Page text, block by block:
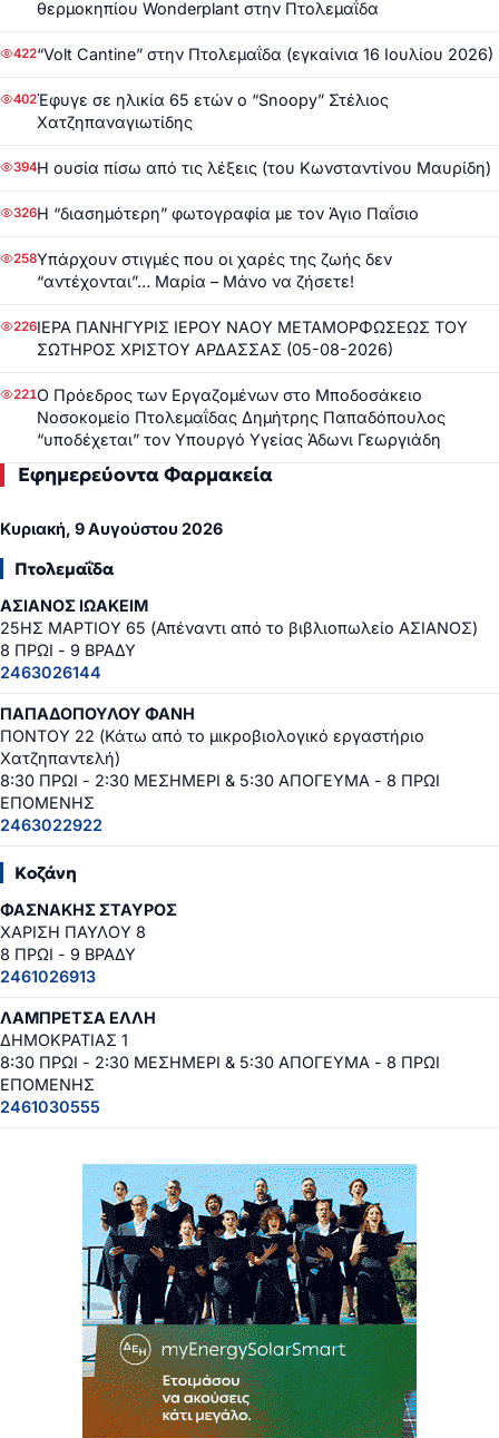
θερμοκηπίου Wonderplant στην Πτολεμαΐδα
422“Volt Cantine” στην Πτολεμαΐδα (εγκαίνια 16 Ιουλίου 2026)
402Έφυγε σε ηλικία 65 ετών ο “Snoopy” Στέλιος
Χατζηπαναγιωτίδης
394Η ουσία πίσω από τις λέξεις (του Κωνσταντίνου Μαυρίδη)
326Η “διασημότερη” φωτογραφία με τον Άγιο Παΐσιο
258Υπάρχουν στιγμές που οι χαρές της ζωής δεν
“αντέχονται”… Μαρία – Μάνο να ζήσετε!
226ΙΕΡΑ ΠΑΝΗΓΥΡΙΣ ΙΕΡΟΥ ΝΑΟΥ ΜΕΤΑΜΟΡΦΩΣΕΩΣ ΤΟΥ
ΣΩΤΗΡΟΣ ΧΡΙΣΤΟΥ ΑΡΔΑΣΣΑΣ (05-08-2026)
221Ο Πρόεδρος των Εργαζομένων στο Μποδοσάκειο
Νοσοκομείο Πτολεμαΐδας Δημήτρης Παπαδόπουλος
“υποδέχεται” τον Υπουργό Υγείας Άδωνι Γεωργιάδη
Εφημερεύοντα Φαρμακεία
Κυριακή, 9 Αυγούστου 2026
Πτολεμαΐδα
ΑΣΙΑΝΟΣ ΙΩΑΚΕΙΜ
25ΗΣ ΜΑΡΤΙΟΥ 65 (Απέναντι από το βιβλιοπωλείο ΑΣΙΑΝΟΣ)
8 ΠΡΩΙ - 9 ΒΡΑΔΥ
2463026144
ΠΑΠΑΔΟΠΟΥΛΟΥ ΦΑΝΗ
ΠΟΝΤΟΥ 22 (Κάτω από το μικροβιολογικό εργαστήριο
Χατζηπαντελή)
8:30 ΠΡΩΙ - 2:30 ΜΕΣΗΜΕΡΙ & 5:30 ΑΠΟΓΕΥΜΑ - 8 ΠΡΩΙ
ΕΠΟΜΕΝΗΣ
2463022922
Κοζάνη
ΦΑΣΝΑΚΗΣ ΣΤΑΥΡΟΣ
ΧΑΡΙΣΗ ΠΑΥΛΟΥ 8
8 ΠΡΩΙ - 9 ΒΡΑΔΥ
2461026913
ΛΑΜΠΡΕΤΣΑ ΕΛΛΗ
ΔΗΜΟΚΡΑΤΙΑΣ 1
8:30 ΠΡΩΙ - 2:30 ΜΕΣΗΜΕΡΙ & 5:30 ΑΠΟΓΕΥΜΑ - 8 ΠΡΩΙ
ΕΠΟΜΕΝΗΣ
2461030555